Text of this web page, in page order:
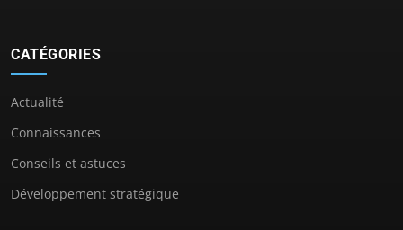
CATÉGORIES
Actualité
Connaissances
Conseils et astuces
Développement stratégique